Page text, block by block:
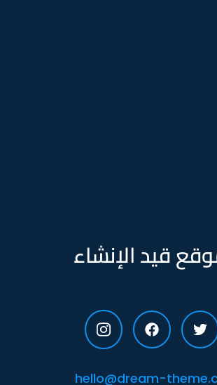
قيد الإنشاء
hello@dream-